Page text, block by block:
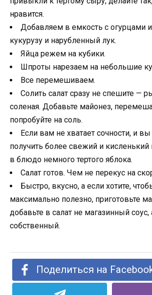
нравится.
Добавляем в емкость с огурцами
кукурузу и нарубленный лук.
Яйца режем на кубики.
Шпроты нарезаем на небольшие
Все перемешиваем.
Солить салат сразу не спешите —
соленая. Добавьте майонез,
попробуйте на соль.
Если вам не хватает сочности, и
получить более свежий и кисленький
в блюдо немного тертого яблока.
Салат готов. Чем не перекус на
Быстро, вкусно, а если хотите,
максимально полезно, приготовьте
добавьте в салат не магазинный соус,
собственный.
Поделиться на